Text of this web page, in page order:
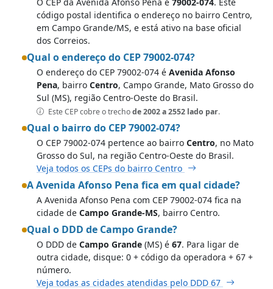
código postal identifica o endereço no bairro Centro,
em Campo Grande/MS, e está ativo na base oficial
dos Correios.
Qual o endereço do CEP 79002-074?
O endereço do CEP 79002-074 é Avenida Afonso
Pena, bairro Centro, Campo Grande, Mato Grosso do
Sul (MS), região Centro-Oeste do Brasil.
Este CEP cobre o trechode 2002 a 2552 lado par.
Qual o bairro do CEP 79002-074?
O CEP 79002-074 pertence ao bairro Centro, no Mato
Grosso do Sul, na região Centro-Oeste do Brasil.
Veja todos os CEPs do bairro Centro
A Avenida Afonso Pena fica em qual cidade?
A Avenida Afonso Pena com CEP 79002-074 fica na
cidade de Campo Grande-MS, bairro Centro.
Qual o DDD de Campo Grande?
O DDD de Campo Grande (MS) é 67. Para ligar de
outra cidade, disque: 0 + código da operadora + 67 +
número.
Veja todas as cidades atendidas pelo DDD 67